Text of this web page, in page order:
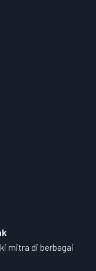
mitra di berbagai